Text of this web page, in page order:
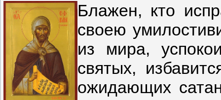
Блажен, кто
своею
из мира,
святых,
ожидающих